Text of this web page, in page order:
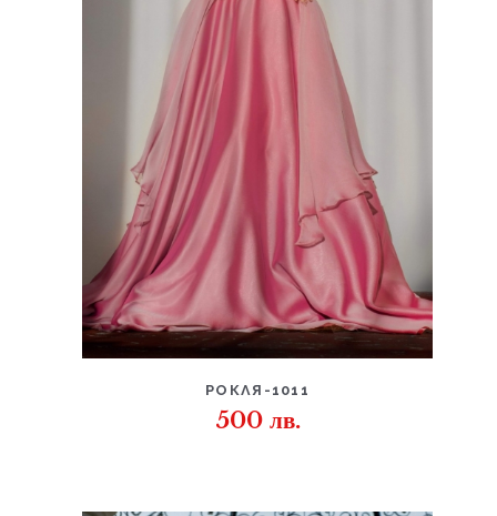
РОКЛЯ-1011
500 лв.